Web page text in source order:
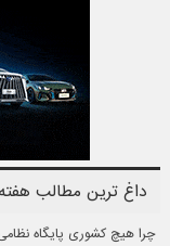
داغ ترین مطالب هفته
چرا هیچ کشوری پایگاه